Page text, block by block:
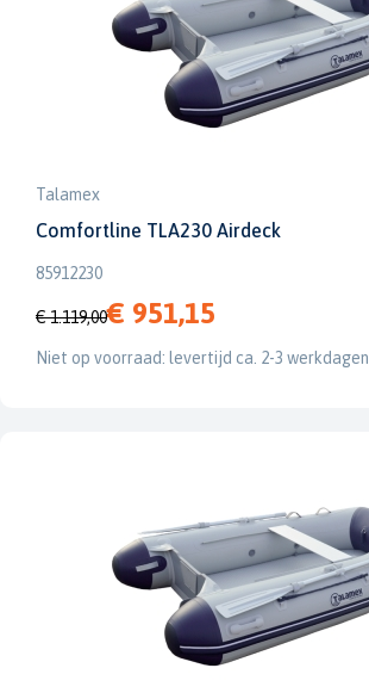
Talamex
Comfortline TLA230 Airdeck
85912230
€ 1.119,00€ 951,15
Niet op voorraad: levertijd ca. 2-3 werkdagen